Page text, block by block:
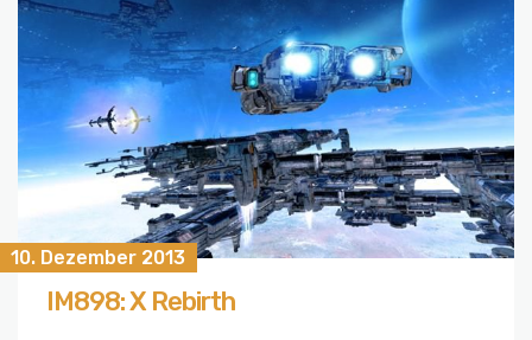
10. Dezember 2013
IM898: X Rebirth